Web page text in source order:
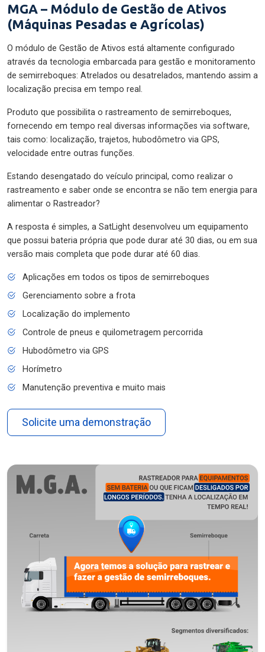
MGA – Módulo de Gestão de Ativos
(Máquinas Pesadas e Agrícolas)
O módulo de Gestão de Ativos está altamente configurado
através da tecnologia embarcada para gestão e monitoramento
de semirreboques: Atrelados ou desatrelados, mantendo assim a
localização precisa em tempo real.
Produto que possibilita o rastreamento de semirreboques,
fornecendo em tempo real diversas informações via software,
tais como: localização, trajetos, hubodômetro via GPS,
velocidade entre outras funções.
Estando desengatado do veículo principal, como realizar o
rastreamento e saber onde se encontra se não tem energia para
alimentar o Rastreador?
A resposta é simples, a SatLight desenvolveu um equipamento
que possui bateria própria que pode durar até 30 dias, ou em sua
versão mais completa que pode durar até 60 dias.
Aplicações em todos os tipos de semirreboques
Gerenciamento sobre a frota
Localização do implemento
Controle de pneus e quilometragem percorrida
Hubodômetro via GPS
Horímetro
Manutenção preventiva e muito mais
Solicite uma demonstração